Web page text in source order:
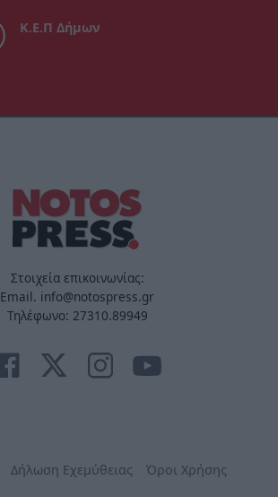
Κ.Ε.Π Δήμων
Στοιχεία επικοινωνίας:
Email. info@notospress.gr
Τηλέφωνο: 27310.89949
Δήλωση Εχεμύθειας Όροι Χρήσης